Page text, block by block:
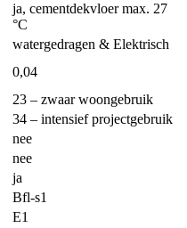
ja, cementdekvloer max. 27
°C
watergedragen & Elektrisch
0,04
23 – zwaar woongebruik
34 – intensief projectgebruik
nee
nee
ja
Bfl-s1
E1